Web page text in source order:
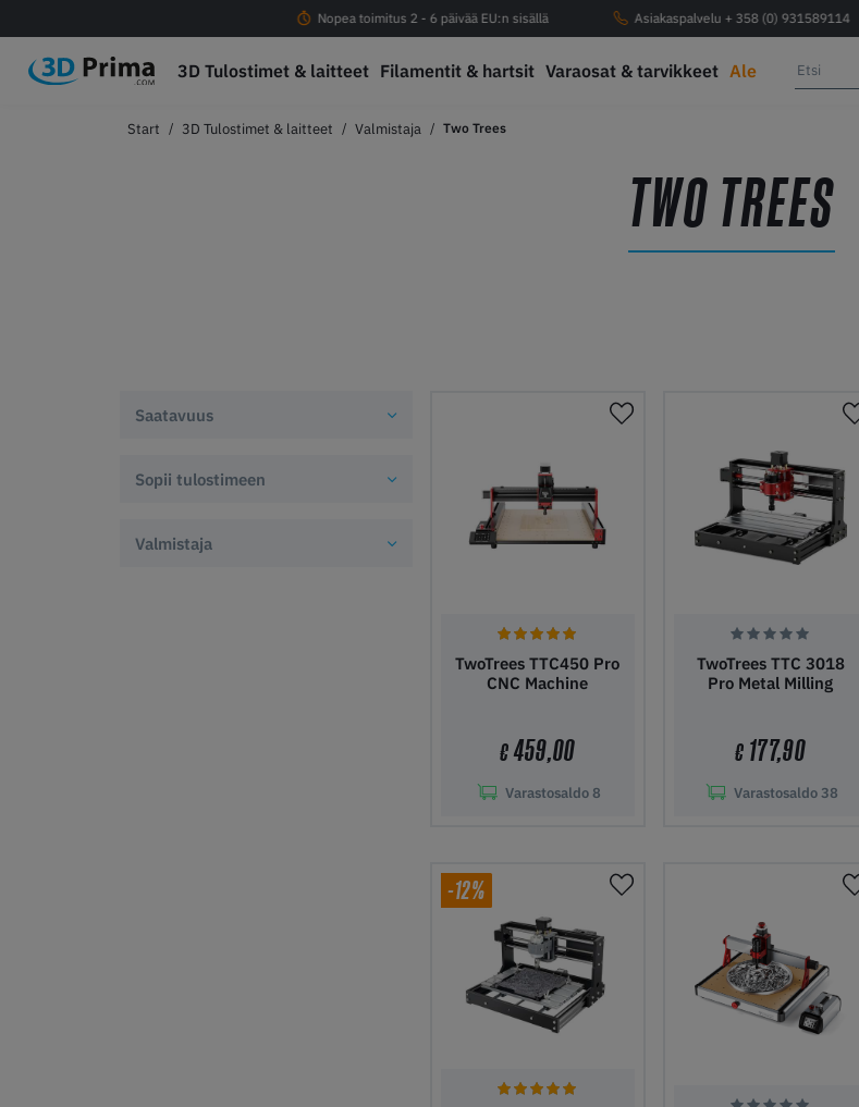
Nopea toimitus 2 - 6 päivää EU:n sisällä Asiakaspalvelu + 358 (0) 931589114
3D Tulostimet & laitteet Filamentit & hartsit Varaosat & tarvikkeet Ale
3D Tulostimet & laitteet Valmistaja Two Trees
TWO TREES
Saatavuus
Sopii tulostimeen
Valmistaja
TwoTrees TTC450 Pro
CNC Machine
€459,00
Varastosaldo8
TwoTrees TTC 3018
Pro Metal Milling
€ 177,90
Varastosaldo38
-12%